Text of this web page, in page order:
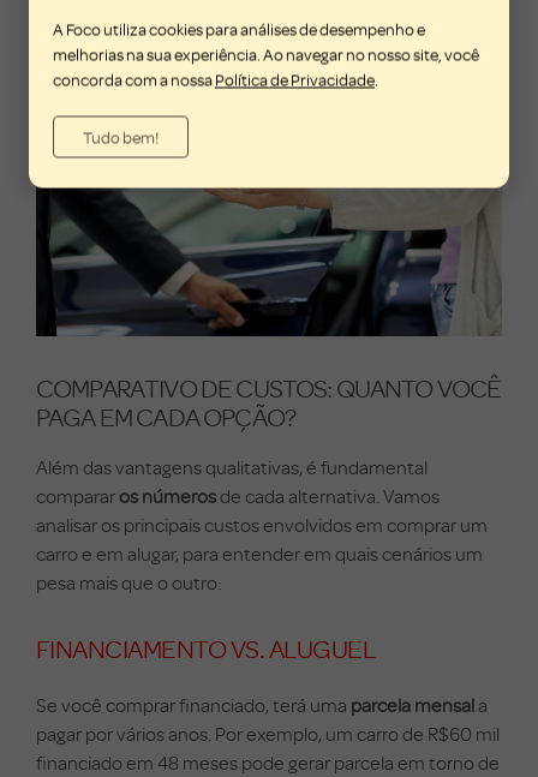
A Foco utiliza cookies para análises de desempenho e
melhorias na sua experiência. Ao navegar no nosso site, você
concorda com a nossaPolítica de Privacidade
Tudo bem!
COMPARATIVO DE CUSTOS: QUANTO VOCÊ
PAGA EM CADA OPÇÃO?
Além das vantagens qualitativas, é fundamental
compararos númerosde cada alternativa. Vamos
analisar os principais custos envolvidos em comprar um
carro e em alugar, para entender em quais cenários um
pesa mais que o outro:
FINANCIAMENTO VS. ALUGUEL
Se você comprar financiado, terá uma parcela mensal a
pagar por vários anos. Por exemplo, um carro de R$60 mil
financiado em 48 meses pode gerar parcela em torno de